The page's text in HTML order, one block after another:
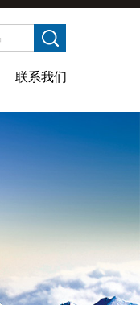
联系我们